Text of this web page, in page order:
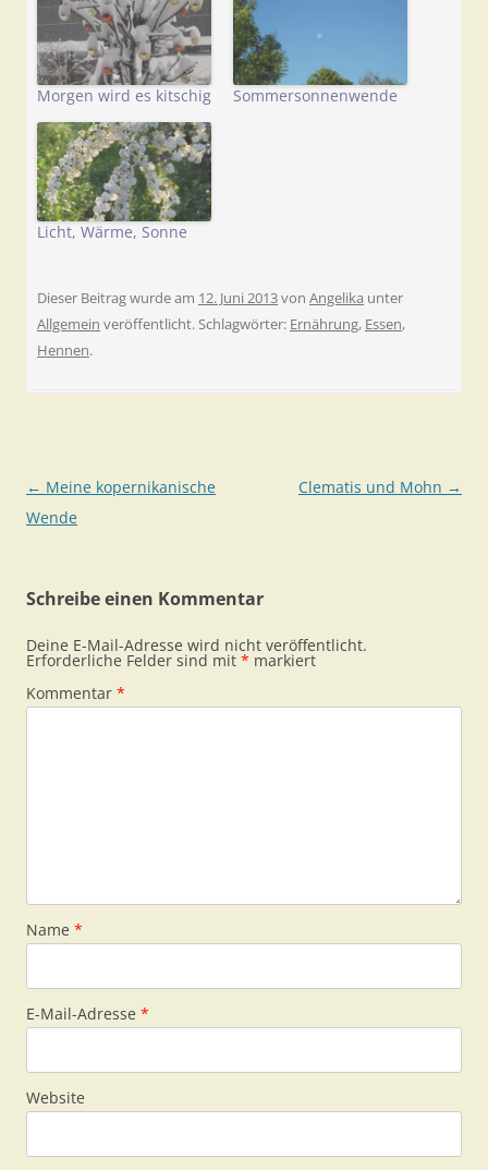
Morgen wird es kitschig Sommersonnenwende
Licht, Wärme, Sonne
Dieser Beitrag wurde am 12. Juni 2013von Angelika unter
Allgemein veröffentlicht. Schlagwörter: Ernährung, Essen,
Hennen.
Beitragsnavigation
← Meine kopernikanische
Wende
Clematis und Mohn →
Schreibe einen Kommentar
Deine E-Mail-Adresse wird nicht veröffentlicht.
Erforderliche Felder sind mit * markiert
Kommentar *
Name *
E-Mail-Adresse *
Website